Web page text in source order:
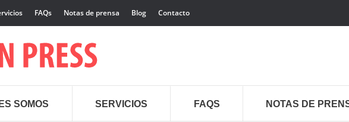
FAQs Notas de prensa Blog Contacto
SOMOS SERVICIOS FAQS NOTAS DE